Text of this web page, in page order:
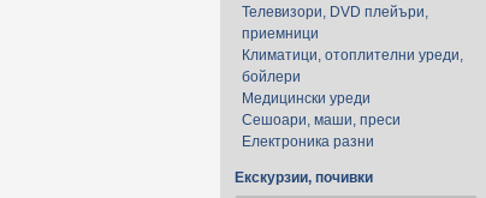
Телевизори, DVD плейъри,
приемници
Климатици, отоплителни уреди,
бойлери
Медицински уреди
Сешоари, маши, преси
Електроника разни
Екскурзии, почивки